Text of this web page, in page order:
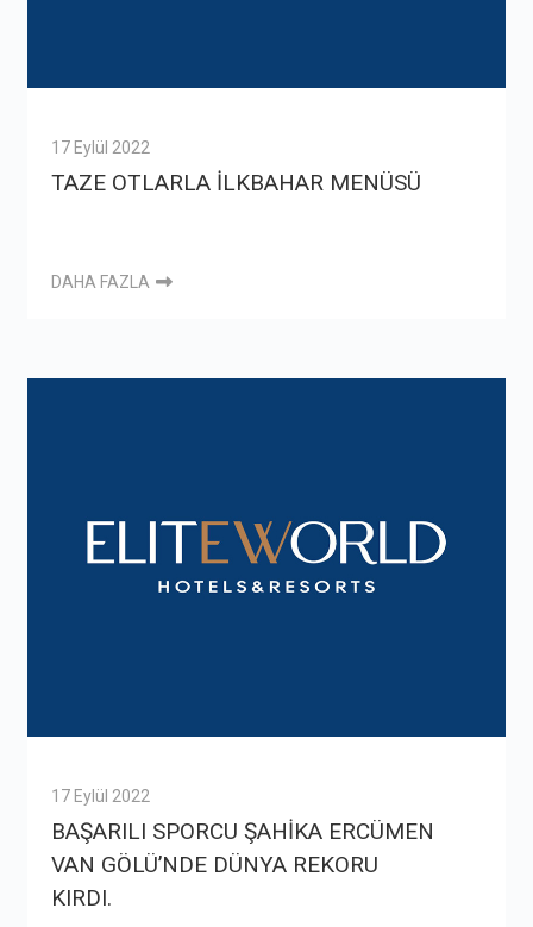
17 Eylül 2022
TAZE OTLARLA İLKBAHAR MENÜSÜ
DAHA FAZLA
17 Eylül 2022
BAŞARILI SPORCU ŞAHİKA ERCÜMEN
VAN GÖLÜ’NDE DÜNYA REKORU
KIRDI.